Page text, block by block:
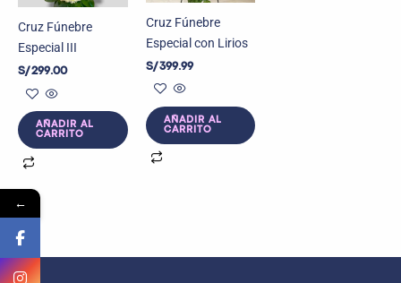
Cruz Fúnebre
Especial III
S/299.00
AÑADIR AL
CARRITO
Cruz Fúnebre
Especial con Lirios
S/399.99
AÑADIR AL
CARRITO
←